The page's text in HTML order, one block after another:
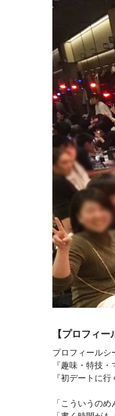
【プロフィ
プロフィールシ
『趣味・特技
『初デートに
「こういうのめ